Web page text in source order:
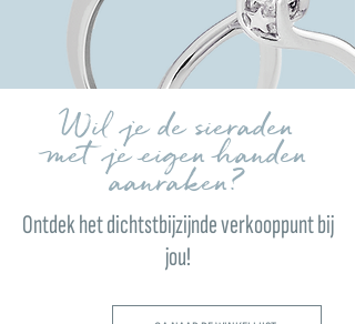
Wil je de sieraden
met je eigen handen
aanraken?
Ontdek het dichtstbijzijnde verkooppunt bij
jou!